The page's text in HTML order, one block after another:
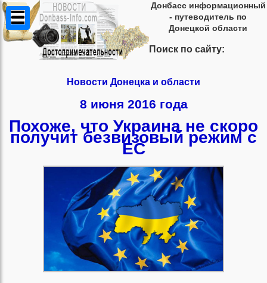
Донбасс информационный
- путеводитель по
Донецкой области
Поиск по сайту:
Новости Донецка и области
8 июня 2016 года
Похоже, что Украина не скоро
получит безвизовый режим с
ЕС